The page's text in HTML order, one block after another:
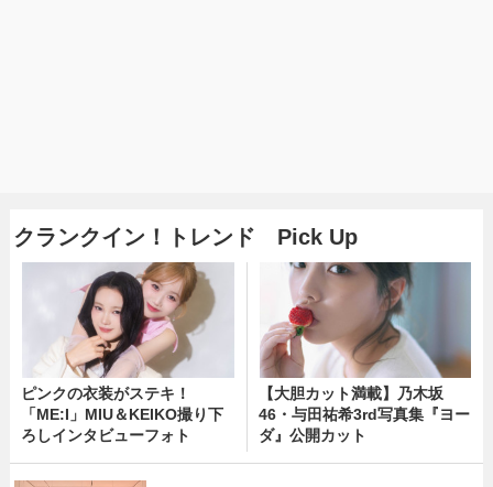
クランクイン！トレンド Pick Up
ピンクの衣装がステキ！
「ME:I」MIU＆KEIKO撮り下
ろしインタビューフォト
【大胆カット満載】乃木坂
46・与田祐希3rd写真集『ヨー
ダ』公開カット